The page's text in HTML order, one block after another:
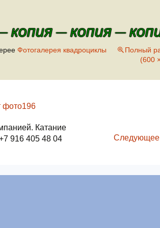
— копия —
Фотогалерея квадроциклы
Полный
(600
Следующее
Катание
916 405 48 04